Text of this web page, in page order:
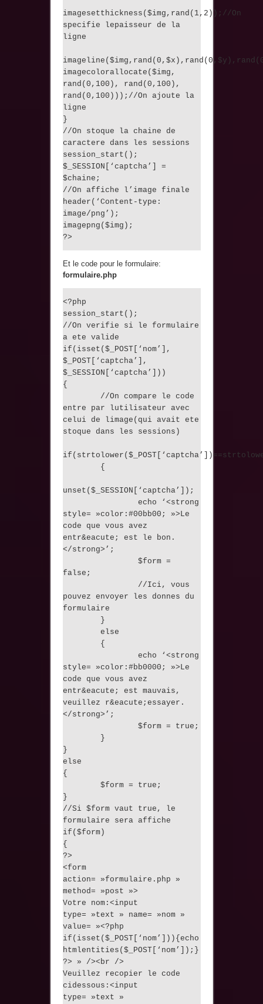
imagesetthickness($img,rand(1,2));//On
specifie lepaisseur de la
ligne
imagecolorallocate($img,
rand(0,100), rand(0,100),
rand(0,100)));//On ajoute la
ligne
}
//On stoque la chaine de
caractere dans les sessions
session_start();
$_SESSION[‘captcha’] =
$chaine;
//On affiche l’image finale
header(‘Content-type:
image/png’);
imagepng($img);
?>
Et le code pour le formulaire:
formulaire.php
<?php
session_start();
//On verifie si le formulaire
a ete valide
if(isset($_POST[‘nom’],
$_POST[‘captcha’],
$_SESSION[‘captcha’]))
{
//On compare le code
entre par lutilisateur avec
celui de limage(qui avait ete
stoque dans les sessions)
{
unset($_SESSION[‘captcha’]);
echo ‘<strong
style= »color:#00bb00; »>Le
code que vous avez
entr&eacute; est le bon.
</strong>’;
$form =
false;
//Ici, vous
pouvez envoyer les donnes du
formulaire
}
else
{
echo ‘<strong
style= »color:#bb0000; »>Le
code que vous avez
entr&eacute; est mauvais,
veuillez r&eacute;essayer.
</strong>’;
$form = true;
}
}
else
{
$form = true;
}
//Si $form vaut true, le
formulaire sera affiche
if($form)
{
?>
<form
action= »formulaire.php »
method= »post »>
Votre nom:<input
type= »text » name= »nom »
value= »<?php
if(isset($_POST[‘nom’])){echo
htmlentities($_POST[‘nom’]);}
?> » /><br />
Veuillez recopier le code
cidessous:<input
type= »text »